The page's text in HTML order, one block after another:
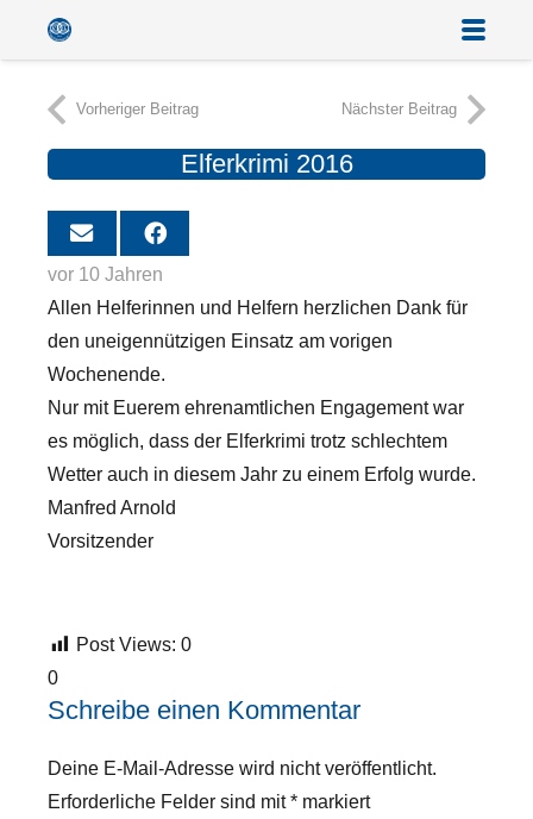
Vorheriger Beitrag Nächster Beitrag
Elferkrimi 2016
vor 10 Jahren
Allen Helferinnen und Helfern herzlichen Dank für
den uneigennützigen Einsatz am vorigen
Wochenende.
Nur mit Euerem ehrenamtlichen Engagement war
es möglich, dass der Elferkrimi trotz schlechtem
Wetter auch in diesem Jahr zu einem Erfolg wurde.
Manfred Arnold
Vorsitzender
Post Views: 0
0
Schreibe einen Kommentar
Deine E-Mail-Adresse wird nicht veröffentlicht.
Erforderliche Felder sind mit* markiert